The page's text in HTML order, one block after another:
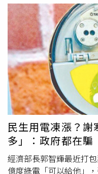
件事情，我覺得是支撐
量，就算累，我也感到
正亮直言，如果賴清德
政治，那就不要怪人家
以禮相待。你對人家有
就硬碰硬！「總之有很
啦！後面還有更多...有關
就是翻案！」郭正亮強
過來！以目前狀況來看
法法庭嗎？所以覺得這
正亮表示，現在才真正
他衝突成這樣：我就是
議會跟他衝突成什麼樣
「所以這種人就是...台灣
啊！」
民生用電凍漲？
多」：政府都在騙
經濟部長郭智輝最近打
億度綠電「可以給他」